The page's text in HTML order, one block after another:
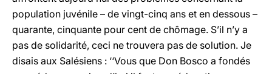
population juvénile – de vingt-cinq ans et en dessous –
quarante, cinquante pour cent de chômage. S’il n’y a
pas de solidarité, ceci ne trouvera pas de solution. Je
disais aux Salésiens : ‘‘Vous que Don Bosco a fondés